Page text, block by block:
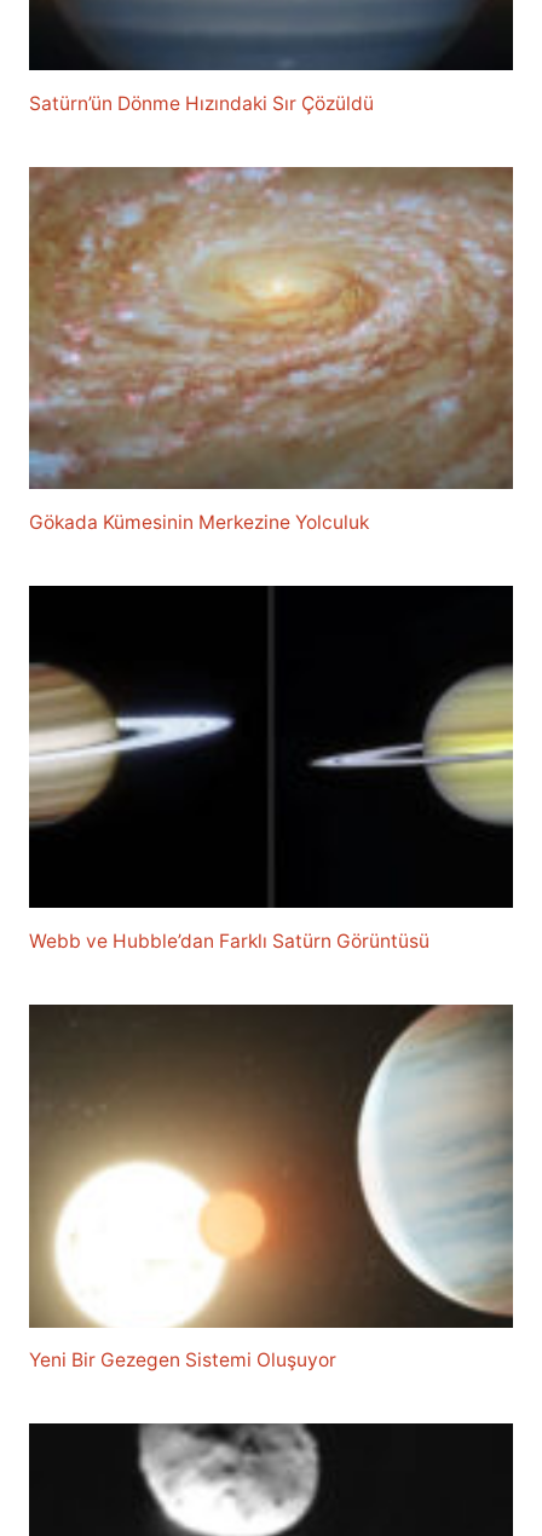
Satürn’ün Dönme Hızındaki Sır Çözüldü
Gökada Kümesinin Merkezine Yolculuk
Webb ve Hubble’dan Farklı Satürn Görüntüsü
Yeni Bir Gezegen Sistemi Oluşuyor